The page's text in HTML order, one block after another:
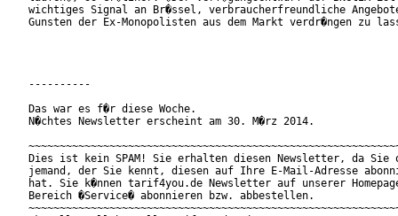
wichtiges Signal an Br�ssel, verbraucherfreundliche
Gunsten der Ex-Monopolisten aus dem Markt verdr�ngen zu
----------
Das war es f�r diese Woche.
N�chtes Newsletter erscheint am 30. M�rz 2014.
Dies ist kein SPAM! Sie erhalten diesen Newsletter, da Sie
jemand, der Sie kennt, diesen auf Ihre E-Mail-Adresse
hat. Sie k�nnen tarif4you.de Newsletter auf unserer
Bereich �Service� abonnieren bzw. abbestellen.